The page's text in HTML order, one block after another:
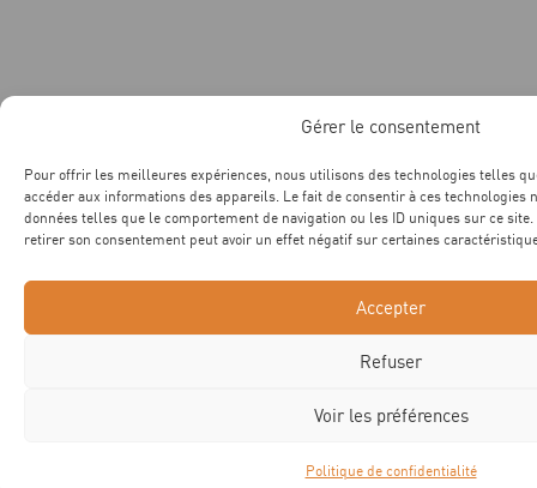
Gérer le consentement
Pour offrir les meilleures expériences, nous utilisons des technologies telles
accéder aux informations des appareils. Le fait de consentir à ces technologies
données telles que le comportement de navigation ou les ID uniques sur ce
retirer son consentement peut avoir un effet négatif sur certaines
Accepter
Refuser
Voir les préférences
Politique de confidentialité